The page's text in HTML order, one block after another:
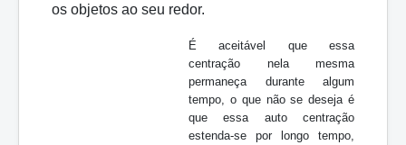
os objetos ao seu redor.
É aceitável que essa
centração nela mesma
permaneça durante algum
tempo, o que não se deseja é
que essa auto centração
estenda-se por longo tempo,